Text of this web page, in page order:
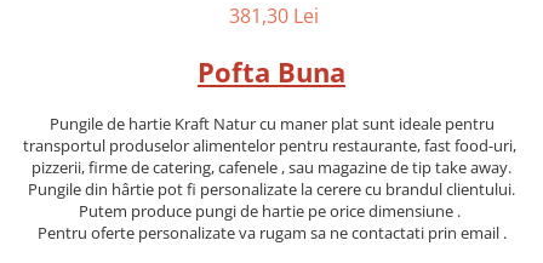
381,30 Lei
Pofta Buna
Pungile de hartie Kraft Natur cu maner plat sunt ideale pentru
transportul produselor alimentelor pentru restaurante, fast food-uri,
pizzerii, firme de catering, cafenele , sau magazine de tip take away.
Pungile din hârtie pot fi personalizate la cerere cu brandul clientului.
Putem produce pungi de hartie pe orice dimensiune .
Pentru oferte personalizate va rugam sa ne contactati prin email .